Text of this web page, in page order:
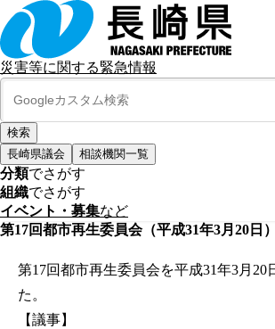
災害等に関する緊急情報
長崎県議会 相談機関一覧
分類でさがす
組織でさがす
イベント・募集など
第17回都市再生委員会（平成31年3月20日）
第17回都市再生委員会を平成31年3月20
た。
【議事】